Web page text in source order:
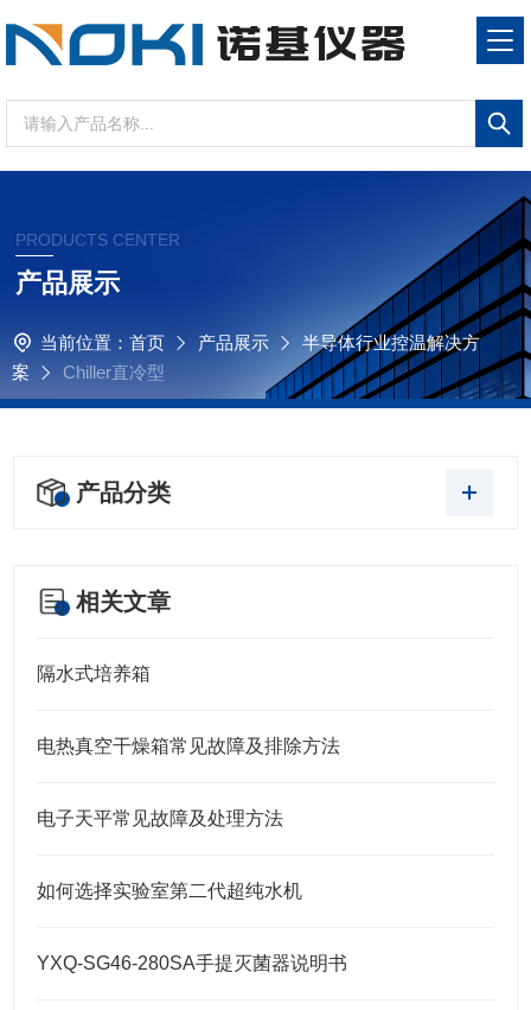
PRODUCTS CENTER
产品展示
当前位置： 首页 产品展示
半导体行业控温解决方
案
Chiller直冷型
产品分类
相关文章
隔水式培养箱
电热真空干燥箱常见故障及排除方法
电子天平常见故障及处理方法
如何选择实验室第二代超纯水机
YXQ-SG46-280SA手提灭菌器说明书